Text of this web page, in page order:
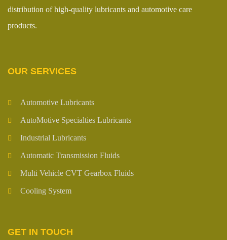
distribution of high-quality lubricants and automotive care
products.
OUR SERVICES
Automotive Lubricants
AutoMotive Specialties Lubricants
Industrial Lubricants
Automatic Transmission Fluids
Multi Vehicle CVT Gearbox Fluids
Cooling System
GET IN TOUCH